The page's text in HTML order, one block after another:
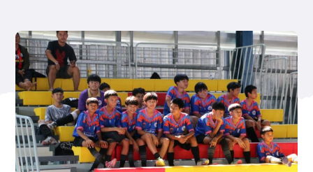
รางวัลเกียรติยศ
ติดต่อเรา